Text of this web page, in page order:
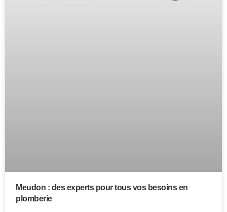
Meudon : des experts pour tous vos besoins en
plomberie